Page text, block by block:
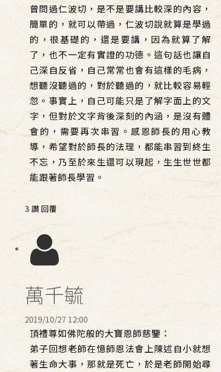
曾問過仁波切，是不是要講比較深的內容，
簡單的，就可以帶過，仁波切說就算是學過
的，很基礎的，還是要講，因為就算了解
了，也不一定有實證的功德。這句話也讓自
己深自反省，自己常常也會有這樣的毛病，
想聽沒聽過的，對於聽過的，就比較容易輕
忽。事實上，自己可能只是了解字面上的文
字，但對於文字背後深刻的內涵，是沒有體
會的，需要再次串習。感恩師長的用心教
導，希望對於師長的法理，都能串習到終生
不忘，乃至於來生還可以現起，生生世世都
能跟著師長學習。
3 讚 回覆
萬千毓
2019/10/27 12:00
頂禮尊如佛陀般的大寶恩師慈鑒：
弟子回想老師在憶師恩法會上陳述自小就想
著生命大事，那就是死亡，於是老師開始尋